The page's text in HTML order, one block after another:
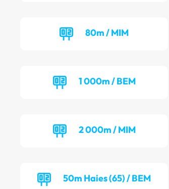
80m / MIM
1 000m / BEM
2 000m / MIM
50m Haies (65) / BEM